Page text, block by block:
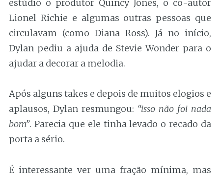
estúdio o produtor Quincy Jones, o co-autor
Lionel Richie e algumas outras pessoas que
circulavam (como Diana Ross). Já no início,
Dylan pediu a ajuda de Stevie Wonder para o
ajudar a decorar a melodia.
Após alguns takes e depois de muitos elogios e
aplausos, Dylan resmungou: “isso não foi nada
bom”. Parecia que ele tinha levado o recado da
porta a sério.
É interessante ver uma fração mínima, mas